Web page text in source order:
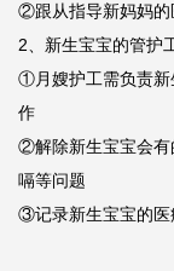
②跟从指导新妈妈的
2、新生宝宝的管护
①月嫂护工需负责新
作
②解除新生宝宝会有
嗝等问题
③记录新生宝宝的医